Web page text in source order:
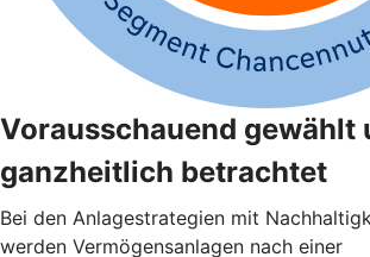
Vorausschauend gewählt
ganzheitlich betrachtet
Bei den Anlagestrategien mit
werden Vermögensanlagen nach einer